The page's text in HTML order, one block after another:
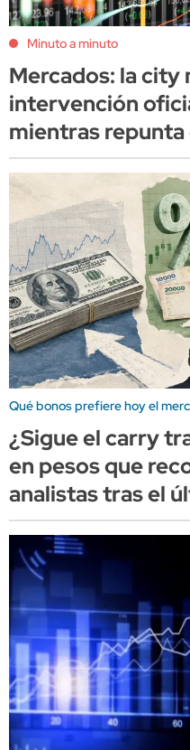
Minuto a minuto
Mercados: la city
intervención
mientras repunta
Qué bonos prefiere hoy el
¿Sigue el carry
en pesos que
analistas tras el